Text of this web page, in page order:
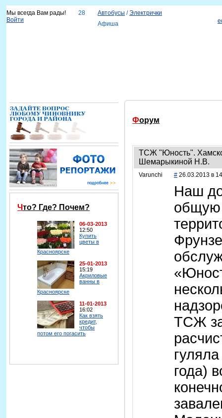
Мы всегда Вам рады!
Войти
28 Автобусы /Электрички
Афиша
Что? Где? Почем?
06-03-2013
12:50
Купить
цветы в
Красноярске
25-01-2013
15:19
Акриловые
ванны в
Красноярске
11-01-2013
16:02
Как взять
кредит,
чтобы
потом его погасить
Форум
ТСЖ "Юность".
Шемарыкиной Н.В.
Varunchi # 26.03.2013 в
Наш
общую
ТСЖ
года)